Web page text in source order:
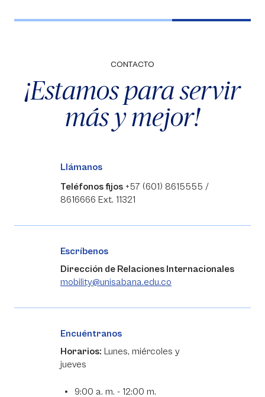
CONTACTO
¡Estamos para servir
más y mejor!
Llámanos
Teléfonos fijos +57 (601) 8615555 /
8616666 Ext. 11321
Escríbenos
Dirección de Relaciones Internacionales
mobility@unisabana.edu.co
Encuéntranos
Horarios: Lunes, miércoles y
jueves
9:00 a. m. - 12:00 m.